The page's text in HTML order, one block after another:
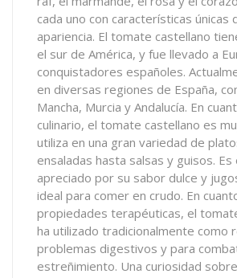
cada uno con características únicas
apariencia. El tomate castellano
el sur de América, y fue llevado a
conquistadores españoles.
en diversas regiones de España,
Mancha, Murcia y Andalucía. En
culinario, el tomate castellano es
utiliza en una gran variedad de
ensaladas hasta salsas y guisos.
apreciado por su sabor dulce y
ideal para comer en crudo. En
propiedades terapéuticas, el
ha utilizado tradicionalmente como
problemas digestivos y para
estreñimiento. Una curiosidad